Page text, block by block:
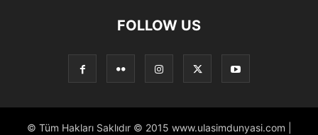
FOLLOW US
© Tüm Hakları Saklıdır © 2015 www.ulasimdunyasi.com |